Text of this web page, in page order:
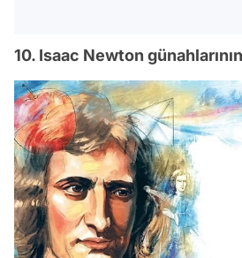
10. Isaac Newton